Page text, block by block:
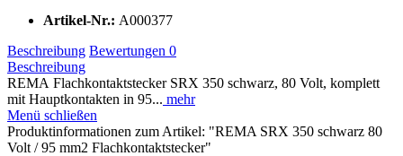
Artikel-Nr.: A000377
Beschreibung Bewertungen 0
Beschreibung
REMA Flachkontaktstecker SRX 350 schwarz, 80 Volt, komplett
mit Hauptkontakten in 95... mehr
Menü schließen
Produktinformationen zum Artikel: "REMA SRX 350 schwarz 80
Volt / 95 mm2 Flachkontaktstecker"